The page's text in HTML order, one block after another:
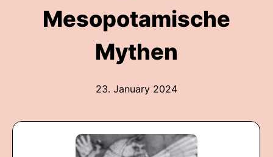
Mesopotamische
Mythen
23. January 2024